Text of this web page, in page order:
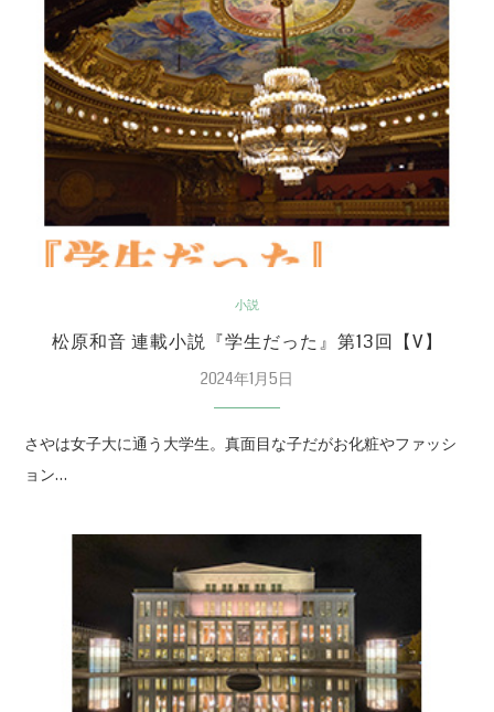
小説
松原和音 連載小説『学生だった』第13回【V】
2024年1月5日
さやは女子大に通う大学生。真面目な子だがお化粧やファッシ
ョン…